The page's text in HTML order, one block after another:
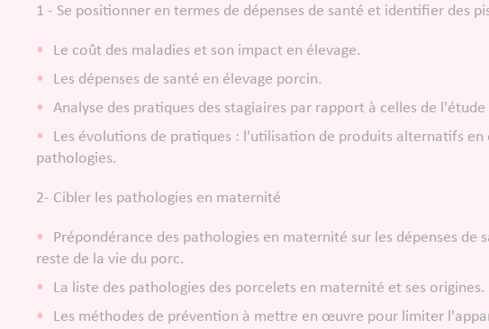
1 - Se positionner en termes de dépenses de santé et identifier des
Le coût des maladies et son impact en élevage.
Les dépenses de santé en élevage porcin.
​Analyse des pratiques des stagiaires par rapport à celles de l'étude
Les évolutions de pratiques : l'utilisation de produits alternatifs en
pathologies.
​2- Cibler les pathologies en maternité
Prépondérance des pathologies en maternité sur les dépenses de
reste de la vie du porc.
La liste des pathologies des porcelets en maternité et ses origines.
Les méthodes de prévention à mettre en œuvre pour limiter